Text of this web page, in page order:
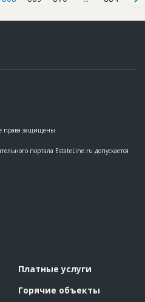
права защищены
портала EstateLine.ru допускается
Платные услуги
Горячие объекты